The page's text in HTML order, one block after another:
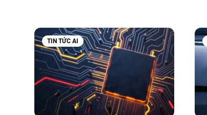
TIN TỨC AI